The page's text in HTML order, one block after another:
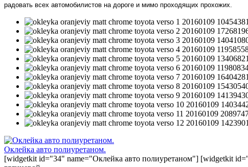
радовать всех автомобилистов на дороге и мимо проходящих прохожих.
Оклейка авто полиуретаном.
[widgetkit id="34" name="Оклейка авто полиуретаном"] [widgetkit